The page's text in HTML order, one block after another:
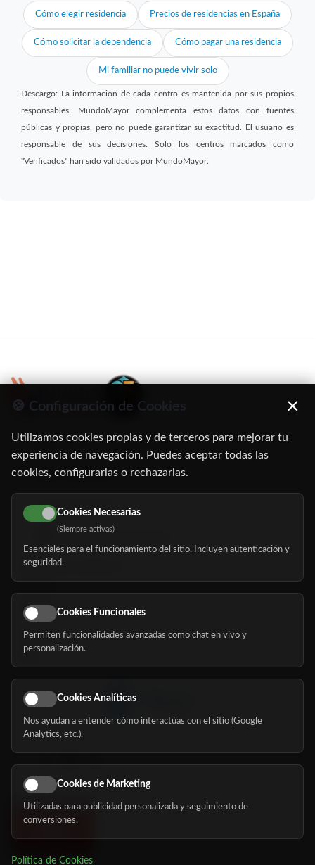
Cómo elegir residencia Precios de residencias en España
Cómo solicitar la dependencia Cómo pagar una residencia
Mi familiar no puede vivir solo
Descargo: La información de cada centro es mantenida por sus propios
responsables. MundoMayor complementa estos datos con fuentes
públicas y propias, pero no puede garantizar su exactitud. El usuario es
responsable de sus decisiones. Solo los centros marcados como
"Verificados" han sido validados por MundoMayor.
C/ Oruro, 11. 28016 Madrid
91 345 06 26
616 113 103
hola@mundomayor.com
Buscador de residencias
Eventos
Nosotros
Síguenos
🍪 Configuración de Cookies ×
Utilizamos cookies propias y de terceros para mejorar tu
experiencia de navegación. Puedes aceptar todas las
cookies, configurarlas o rechazarlas.
Cookies Necesarias
(Siempre activas)
Esenciales para el funcionamiento del sitio. Incluyen autenticación y
seguridad.
Cookies Funcionales
Permiten funcionalidades avanzadas como chat en vivo y
personalización.
Cookies Analíticas
Nos ayudan a entender cómo interactúas con el sitio (Google
Analytics, etc.).
Cookies de Marketing
Utilizadas para publicidad personalizada y seguimiento de
conversiones.
Política de Cookies